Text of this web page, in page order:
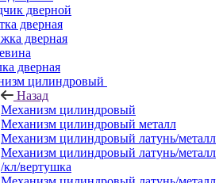
дверной
дверная
дверная
дверная
цилиндровый
Назад
Механизм цилиндровый
Механизм цилиндровый металл
Механизм цилиндровый латунь/металл
Механизм цилиндровый латунь/металл
/кл/вертушка